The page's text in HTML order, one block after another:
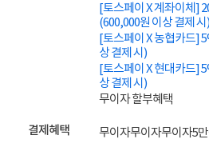
[토스페이 X 계좌이체]
(600,000원 이상 결제 시)
[토스페이 X 농협카드]
상 결제 시)
[토스페이 X 현대카드]
상 결제 시)
무이자 할부혜택
결제혜택 무이자무이자무이자5